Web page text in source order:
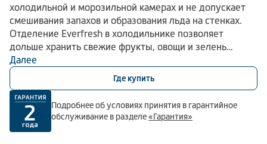
холодильной и морозильной камерах и не допускает
смешивания запахов и образования льда на стенках.
Отделение Everfresh в холодильнике позволяет
дольше хранить свежие фрукты, овощи и зелень
благодаря постоянной оптимальной влажности внутри.
Специальный отсек с температурой 0-3 °С в
холодильной камере предназначен для более долгого
хранения свежего мяса, рыбы и молочных продуктов
без заморозки. За надежность и долговечность работы
отвечает инверторный мотор Pro Smart, который
Далее
Где купить
Подробнее об условиях принятия в гарантийное
обслуживание в разделе«Гарантия»